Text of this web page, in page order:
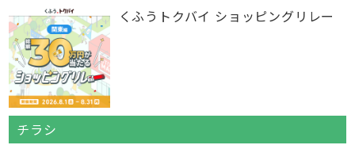
くふうトクバイ ショッピングリレー
チラシ